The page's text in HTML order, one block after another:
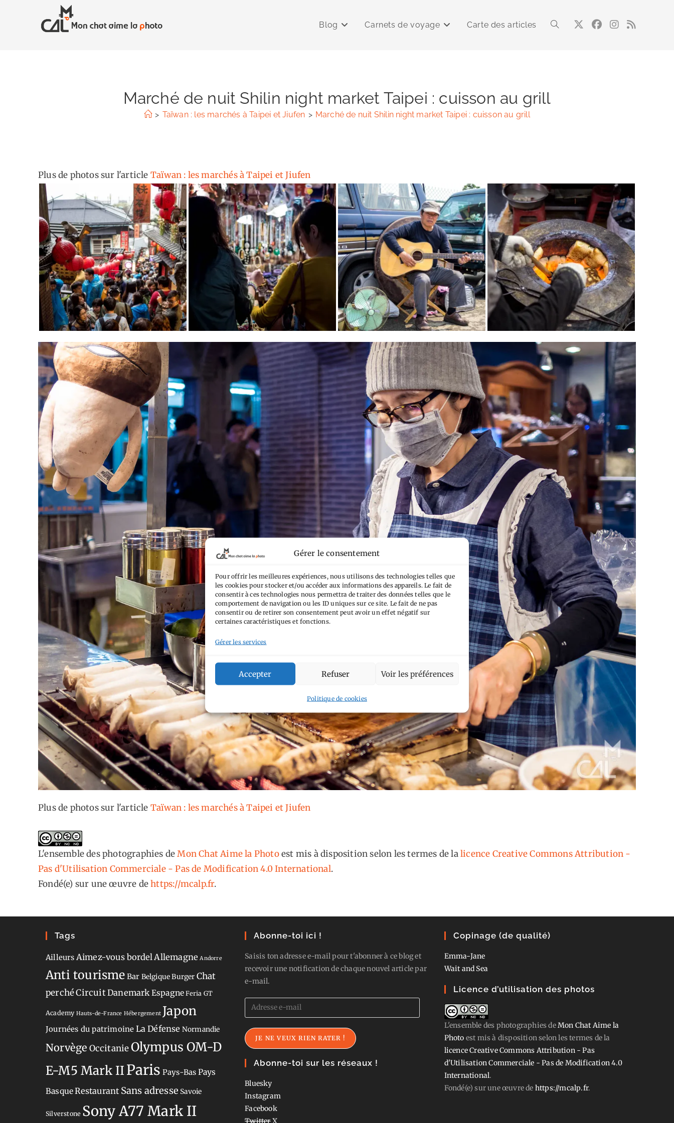
Gérer le consentement
Pour offrir les meilleures expériences, nous utilisons des technologies telles que
les cookies pour stocker et/ou accéder aux informations des appareils. Le fait de
consentir à ces technologies nous permettra de traiter des données telles que le
comportement de navigation ou les ID uniques sur ce site. Le fait de ne pas
consentir ou de retirer son consentement peut avoir un effet négatif sur
certaines caractéristiques et fonctions.
Gérer les services
Accepter Refuser Voir les préférences
Politique de cookies
Blog Carnets de voyage Carte des articles Toggle
Marché de nuit Shilin night market Taipei : cuisson au grill
> Taïwan : les marchés à Taipei et Jiufen > Marché de nuit Shilin night market Taipei : cuisson au grill
Plus de photos sur l'article Taïwan : les marchés à Taipei et Jiufen
Plus de photos sur l'article Taïwan : les marchés à Taipei et Jiufen
L'ensemble des photographies deMon Chat Aime la Photoest mis à disposition selon les termes de lalicence Creative Commons Attribution -
Pas d'Utilisation Commerciale - Pas de Modification 4.0 International.
Fondé(e) sur une œuvre dehttps://mcalp.fr.
Tags
Ailleurs Aimez-vous bordel Allemagne Andorre
Anti tourisme Bar BelgiqueBurger Chat
perchéCircuitDanemark Espagne Feria GT
Academy Hauts-de-France Hébergement Japon
Journées du patrimoine La Défense Normandie
Norvège OccitanieOlympus OM-D
E-M5 Mark IIParis Pays-Bas Pays
BasqueRestaurant Sans adresse Savoie
Silverstone Sony A77 Mark II
Abonne-toi ici !
Saisis ton adresse e-mail pour t'abonner à ce blog et
recevoir une notification de chaque nouvel article par
e-mail.
Adresse
e-
mail
JE NE VEUX RIEN RATER !
Abonne-toi sur les réseaux !
Bluesky
Instagram
Facebook
TwitterX
Copinage (de qualité)
Emma-Jane
Wait and Sea
Licence d’utilisation des photos
L'ensemble des photographiesdeMon Chat Aime la
Photo est mis à disposition selon les termes de la
licence Creative Commons Attribution - Pas
d'Utilisation Commerciale - Pas de Modification 4.0
International.
Fondé(e) sur une œuvre de https://mcalp.fr.